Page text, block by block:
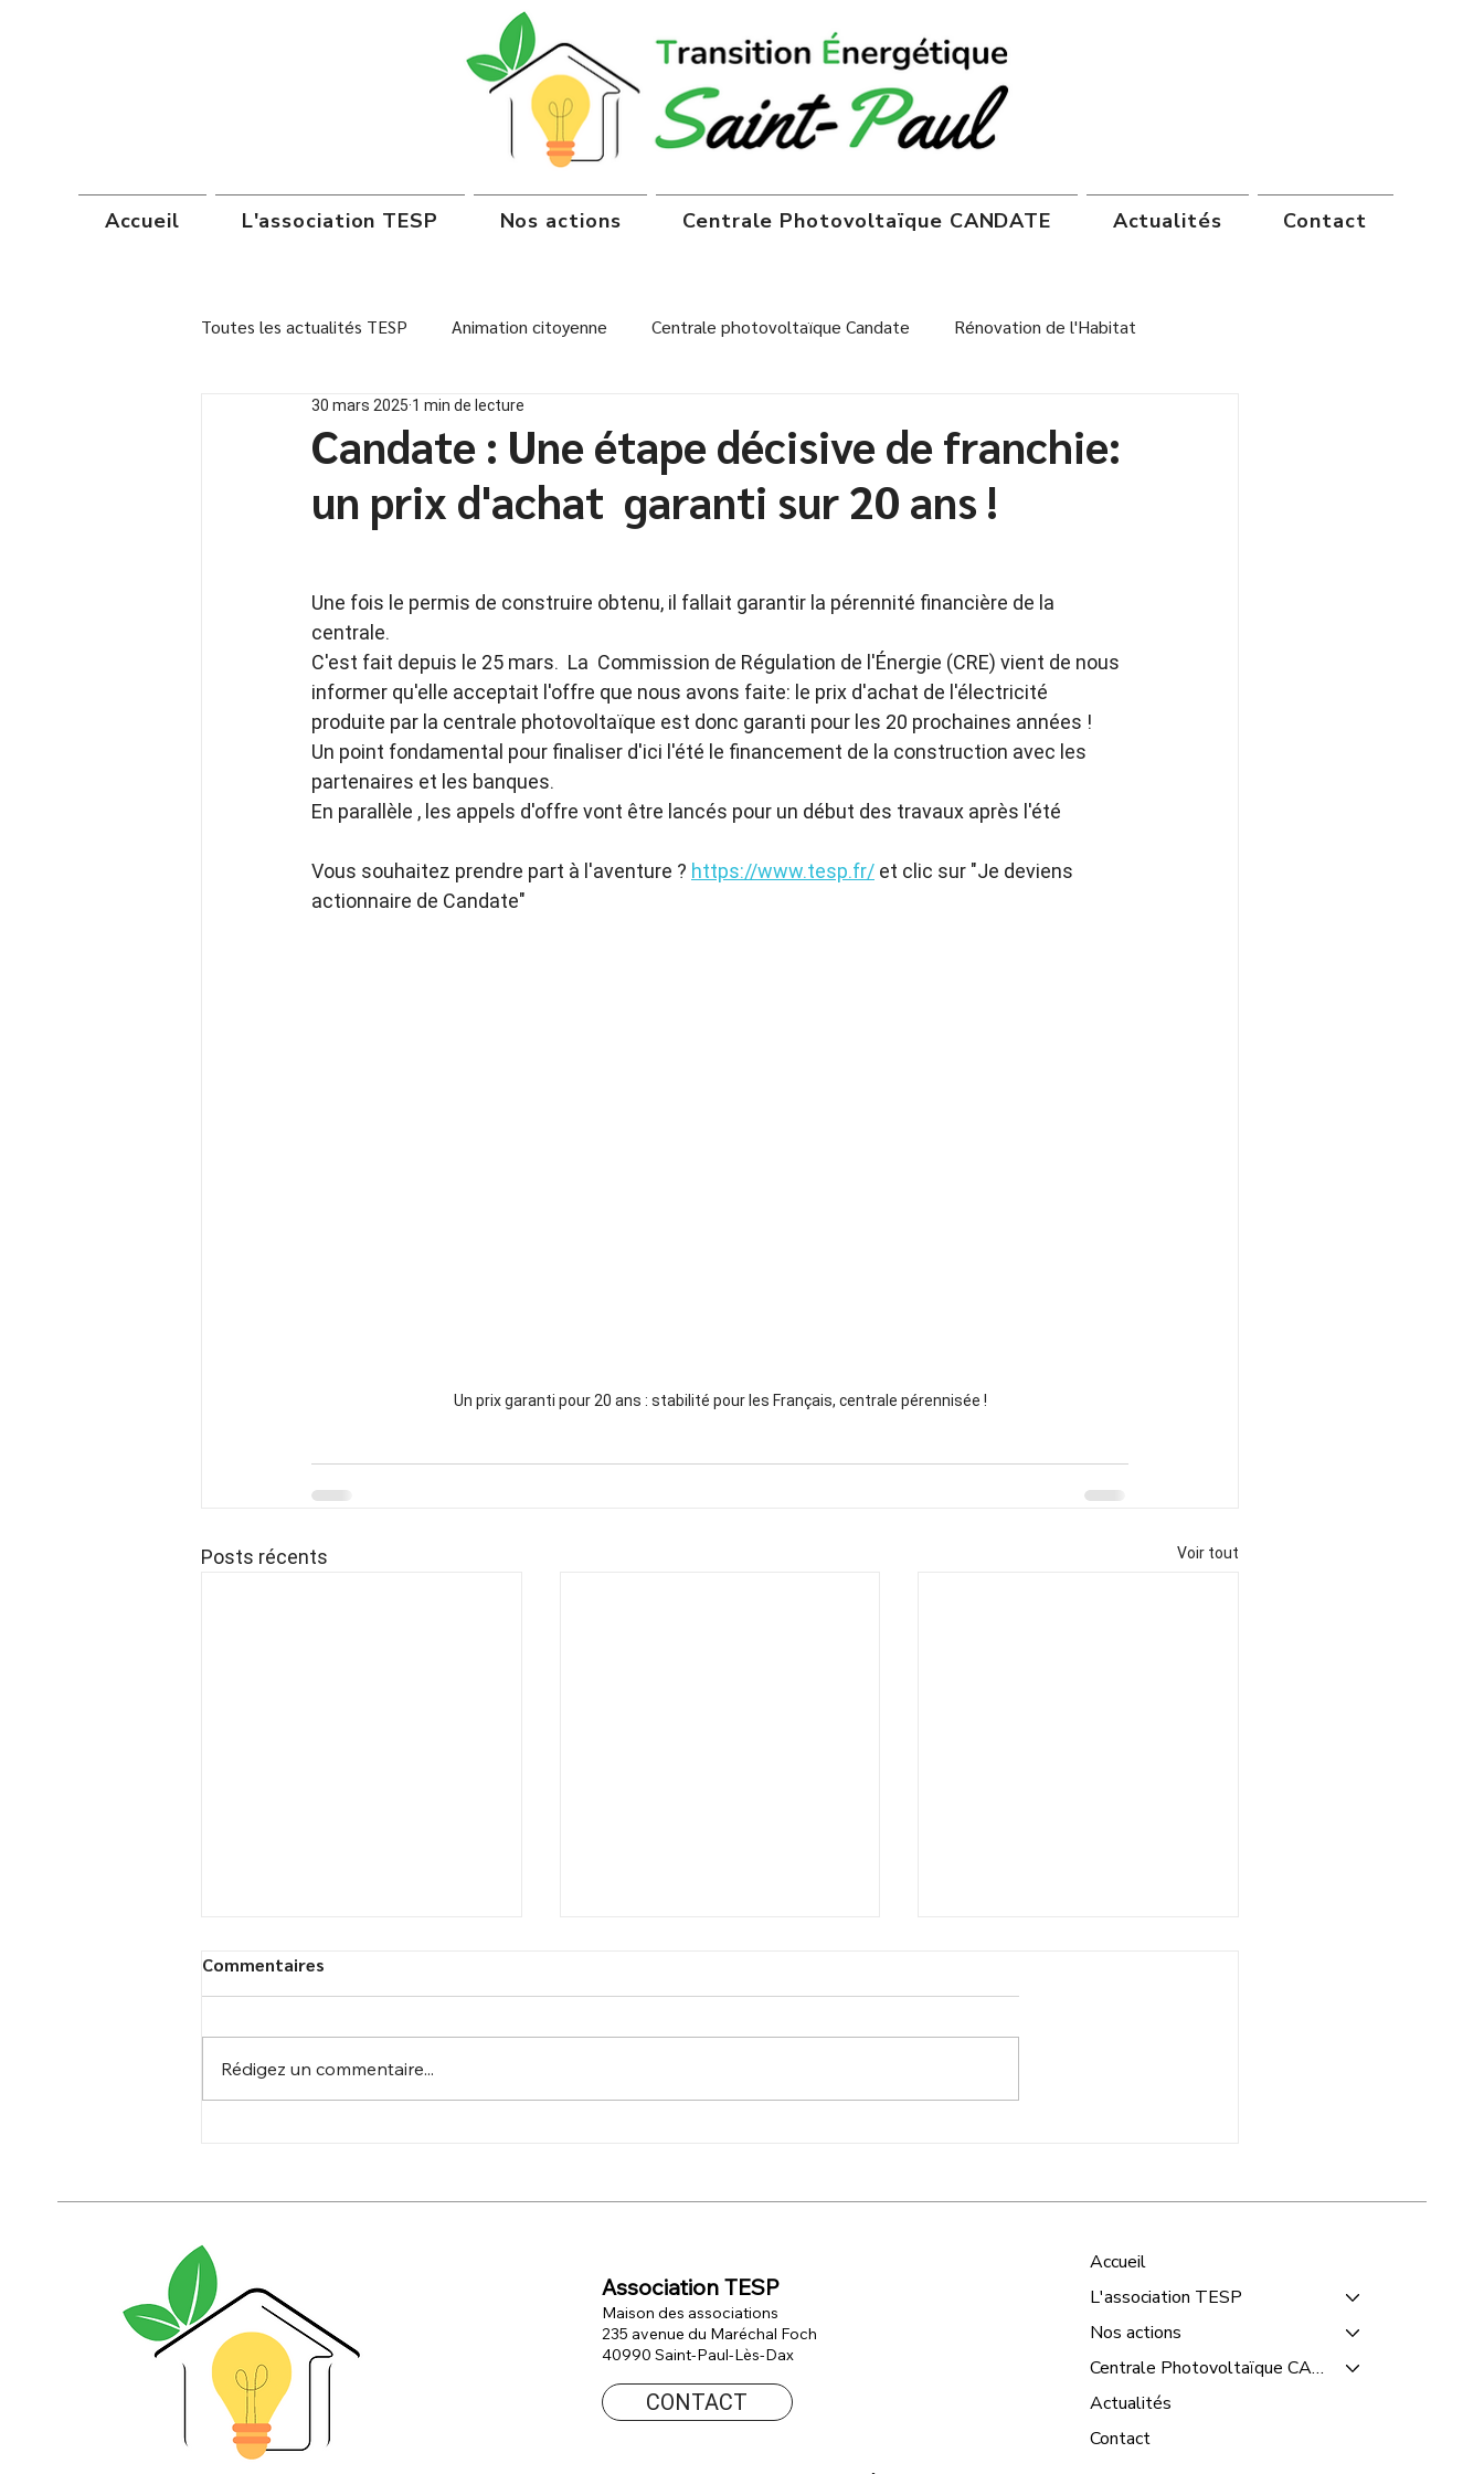
Accueil L'association TESP Nos actions Centrale Photovoltaïque CANDATE Actualités Contact
Toutes les actualités TESP Animation citoyenne Centrale photovoltaïque Candate Rénovation de l'Habitat
Institutions scolaires Autoconsommation
Candate : Une étape décisive de franchie:
un prix d'achat garanti sur 20 ans !
30 mars 2025 1 min de lecture
Une fois le permis de construire obtenu, il fallait garantir la pérennité financière de la
centrale.
C'est fait depuis le 25 mars.  La  Commission de Régulation de l'Énergie (CRE) vient de nous
informer qu'elle acceptait l'offre que nous avons faite: le prix d'achat de l'électricité
produite par la centrale photovoltaïque est donc garanti pour les 20 prochaines années !
Un point fondamental pour finaliser d'ici l'été le financement de la construction avec les
partenaires et les banques.
En parallèle , les appels d'offre vont être lancés pour un début des travaux après l'été
Vous souhaitez prendre part à l'aventure ? https://www.tesp.fr/ et clic sur "Je deviens
actionnaire de Candate"
Un prix garanti pour 20 ans : stabilité pour les Français, centrale pérennisée !
Posts récents Voir tout
Commentaires
Rédigez un commentaire...
Association TESP
Maison des associations
235 avenue du Maréchal Foch
40990 Saint-Paul-Lès-Dax
CONTACT
Accueil
L'association TESP
Nos actions
Centrale Photovoltaïque CANDATE
Actualités
Contact